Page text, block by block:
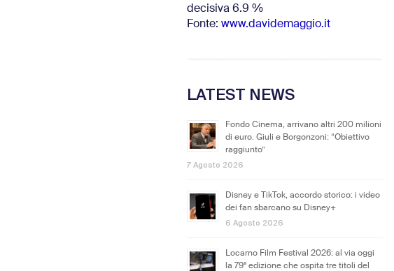
decisiva 6.9 %
Fonte: www.davidemaggio.it
LATEST NEWS
Fondo Cinema, arrivano altri 200 milioni
di euro. Giuli e Borgonzoni: “Obiettivo
raggiunto”
7 Agosto 2026
Disney e TikTok, accordo storico: i video
dei fan sbarcano su Disney+
6 Agosto 2026
Locarno Film Festival 2026: al via oggi
la 79ª edizione che ospita tre titoli del